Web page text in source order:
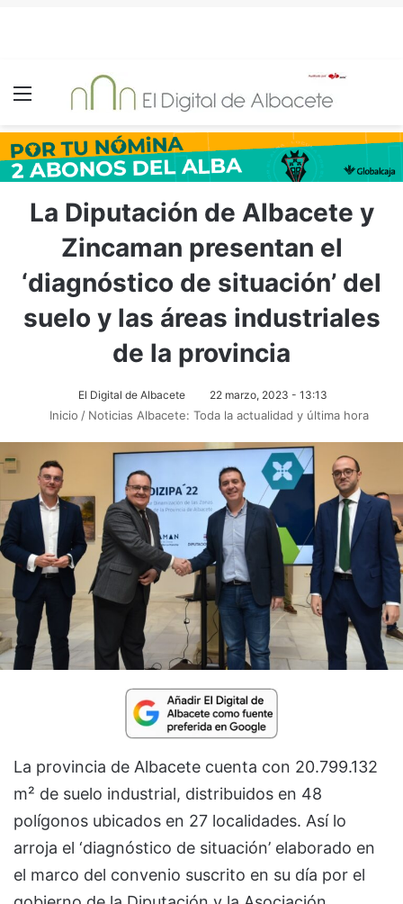
Menú
La Diputación de Albacete y
Zincaman presentan el
‘diagnóstico de situación’ del
suelo y las áreas industriales
de la provincia
El Digital de Albacete 22 marzo, 2023 - 13:13
Inicio / Noticias Albacete: Toda la actualidad y última hora
La provincia de Albacete cuenta con 20.799.132
m² de suelo industrial, distribuidos en 48
polígonos ubicados en 27 localidades. Así lo
arroja el ‘diagnóstico de situación’ elaborado en
el marco del convenio suscrito en su día por el